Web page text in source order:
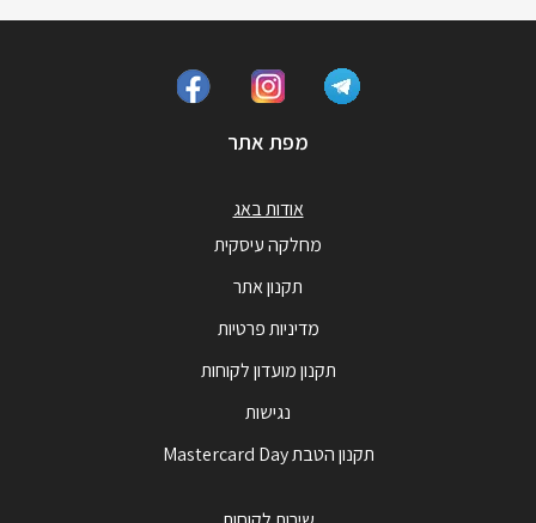
מפת אתר
אודות באג
מחלקה עיסקית
תקנון אתר
מדיניות פרטיות
תקנון מועדון לקוחות
נגישות
תקנון הטבת Mastercard Day